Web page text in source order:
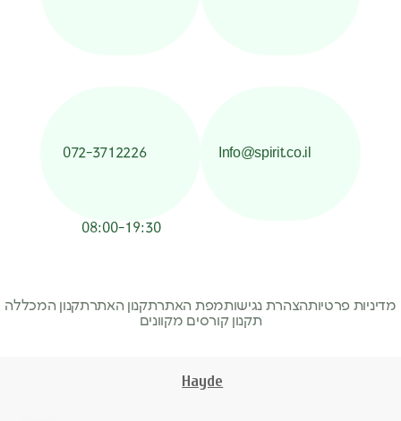
Info@spirit.co.il
072-3712226
08:00-19:30
מדיניות פרטיותהצהרת נגישותמפת האתרתקנון האתרתקנון המכללה
תקנון קורסים מקוונים
Hayde